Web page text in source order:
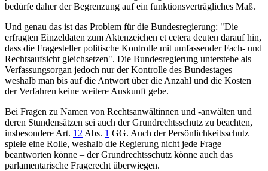
bedürfe daher der Begrenzung auf ein funktionsverträgliches Maß.
Und genau das ist das Problem für die Bundesregierung: "Die
erfragten Einzeldaten zum Aktenzeichen et cetera deuten darauf hin,
dass die Fragesteller politische Kontrolle mit umfassender Fach- und
Rechtsaufsicht gleichsetzen". Die Bundesregierung unterstehe als
Verfassungsorgan jedoch nur der Kontrolle des Bundestages –
weshalb man bis auf die Antwort über die Anzahl und die Kosten
der Verfahren keine weitere Auskunft gebe.
Bei Fragen zu Namen von Rechtsanwältinnen und -anwälten und
deren Stundensätzen sei auch der Grundrechtsschutz zu beachten,
insbesondere Art. 12 Abs. 1 GG. Auch der Persönlichkeitsschutz
spiele eine Rolle, weshalb die Regierung nicht jede Frage
beantworten könne – der Grundrechtsschutz könne auch das
parlamentarische Fragerecht überwiegen.